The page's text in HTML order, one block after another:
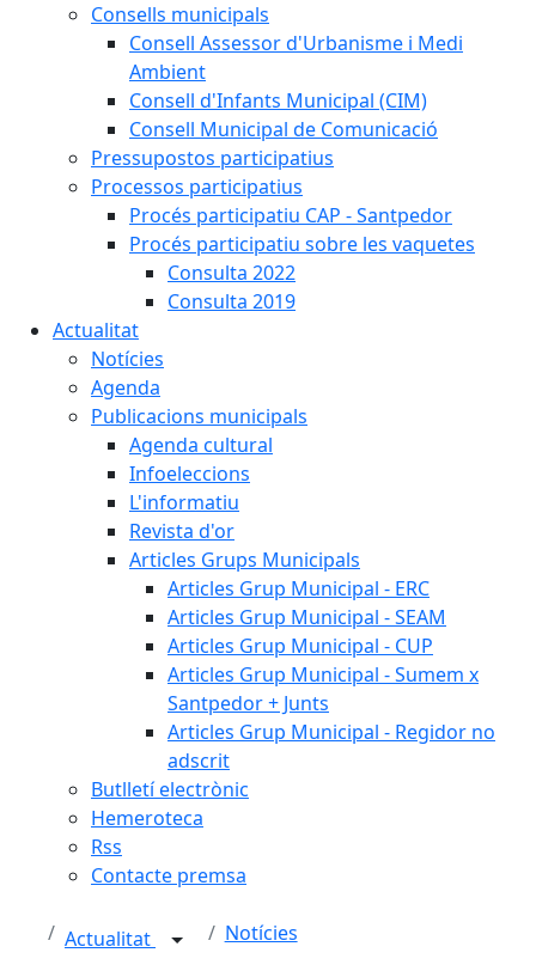
Consells municipals
Consell Assessor d'Urbanisme i Medi
Ambient
Consell d'Infants Municipal (CIM)
Consell Municipal de Comunicació
Pressupostos participatius
Processos participatius
Procés participatiu CAP - Santpedor
Procés participatiu sobre les vaquetes
Consulta 2022
Consulta 2019
Actualitat
Notícies
Agenda
Publicacions municipals
Agenda cultural
Infoeleccions
L'informatiu
Revista d'or
Articles Grups Municipals
Articles Grup Municipal - ERC
Articles Grup Municipal - SEAM
Articles Grup Municipal - CUP
Articles Grup Municipal - Sumem x
Santpedor + Junts
Articles Grup Municipal - Regidor no
adscrit
Butlletí electrònic
Hemeroteca
Rss
Contacte premsa
Actualitat Notícies